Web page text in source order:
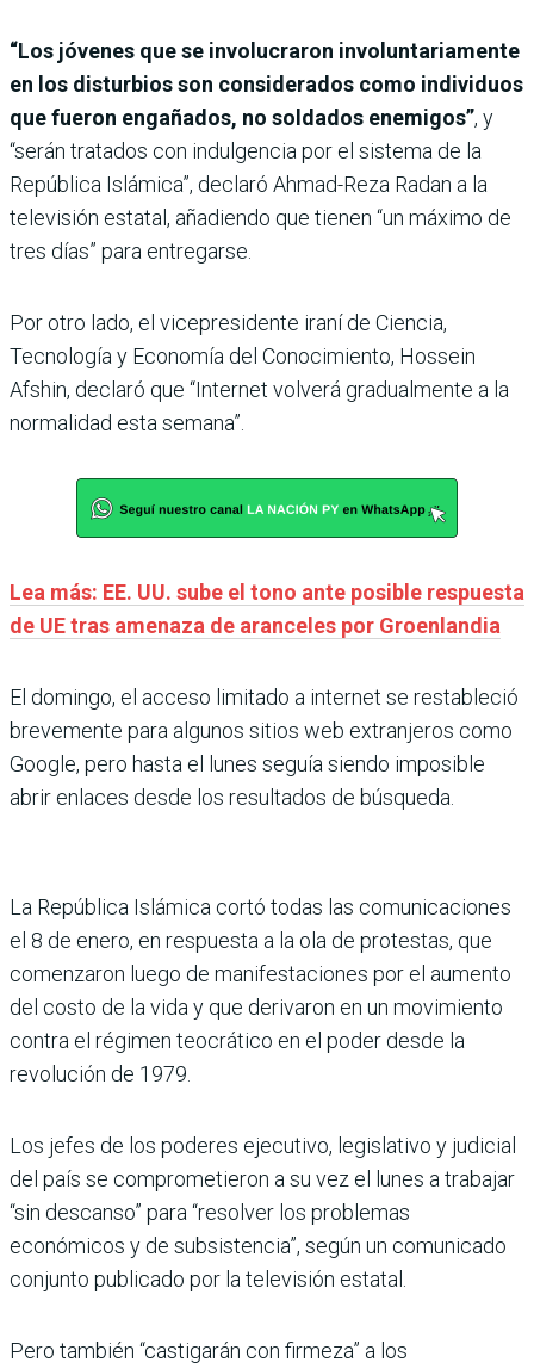
“Los jóvenes que se involucraron involuntariamente
en los disturbios son considerados como individuos
que fueron engañados, no soldados enemigos”, y
“serán tratados con indulgencia por el sistema de la
República Islámica”, declaró Ahmad-Reza Radan a la
televisión estatal, añadiendo que tienen “un máximo de
tres días” para entregarse.
Por otro lado, el vicepresidente iraní de Ciencia,
Tecnología y Economía del Conocimiento, Hossein
Afshin, declaró que “Internet volverá gradualmente a la
normalidad esta semana”.
Lea más: EE. UU. sube el tono ante posible respuesta
de UE tras amenaza de aranceles por Groenlandia
El domingo, el acceso limitado a internet se restableció
brevemente para algunos sitios web extranjeros como
Google, pero hasta el lunes seguía siendo imposible
abrir enlaces desde los resultados de búsqueda.
La República Islámica cortó todas las comunicaciones
el 8 de enero, en respuesta a la ola de protestas, que
comenzaron luego de manifestaciones por el aumento
del costo de la vida y que derivaron en un movimiento
contra el régimen teocrático en el poder desde la
revolución de 1979.
Los jefes de los poderes ejecutivo, legislativo y judicial
del país se comprometieron a su vez el lunes a trabajar
“sin descanso” para “resolver los problemas
económicos y de subsistencia”, según un comunicado
conjunto publicado por la televisión estatal.
Pero también “castigarán con firmeza” a los